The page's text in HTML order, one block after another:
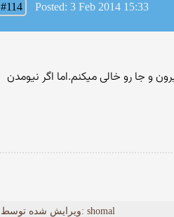
#114 Posted: 3 Feb 2014 15:33
و جا رو خالی میکنم.اما اگر نیومدن
ویرایش شده توسط: shomal